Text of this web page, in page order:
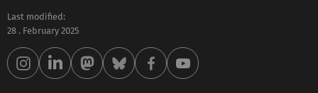
Last modified:
28 . February 2025